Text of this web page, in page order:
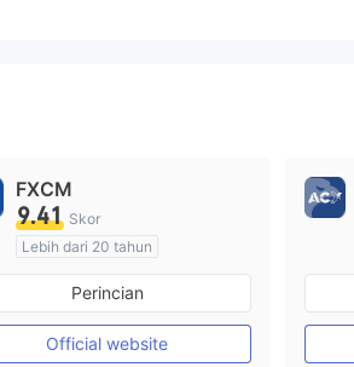
FXCM
9.41 Skor
Lebih dari 20 tahun
Diatur di Australia
Market Maker (MM)
Lisensi Penuh MT4
Perincian
Official website